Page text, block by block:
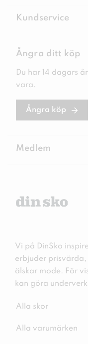
Kundservice
Ångra ditt köp
Du har 14 dagars
vara.
Ångra köp
Medlem
Vi på DinSko
erbjuder
älskar mode. För
kan göra
Alla skor
Alla varumärken